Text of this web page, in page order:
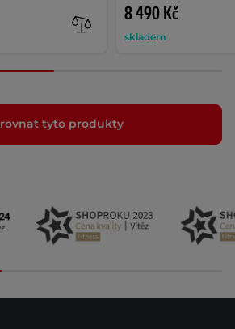
8 490 Kč
skladem
tyto produkty